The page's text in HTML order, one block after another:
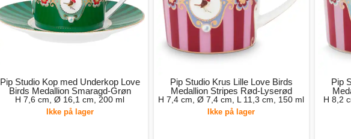
Pip Studio Kop med Underkop Love
Birds Medallion Smaragd-Grøn
H 7,6 cm, Ø 16,1 cm, 200 ml
Ikke på lager
Pip Studio Krus Lille Love Birds
Medallion Stripes Rød-Lyserød
H 7,4 cm, Ø 7,4 cm, L 11,3 cm, 150 ml
Ikke på lager
Pip
H 8,2